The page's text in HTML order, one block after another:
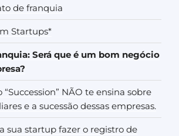
de franquia
Startups*
Será que é um bom negócio
NÃO te ensina sobre
e a sucessão dessas empresas.
sua startup fazer o registro de